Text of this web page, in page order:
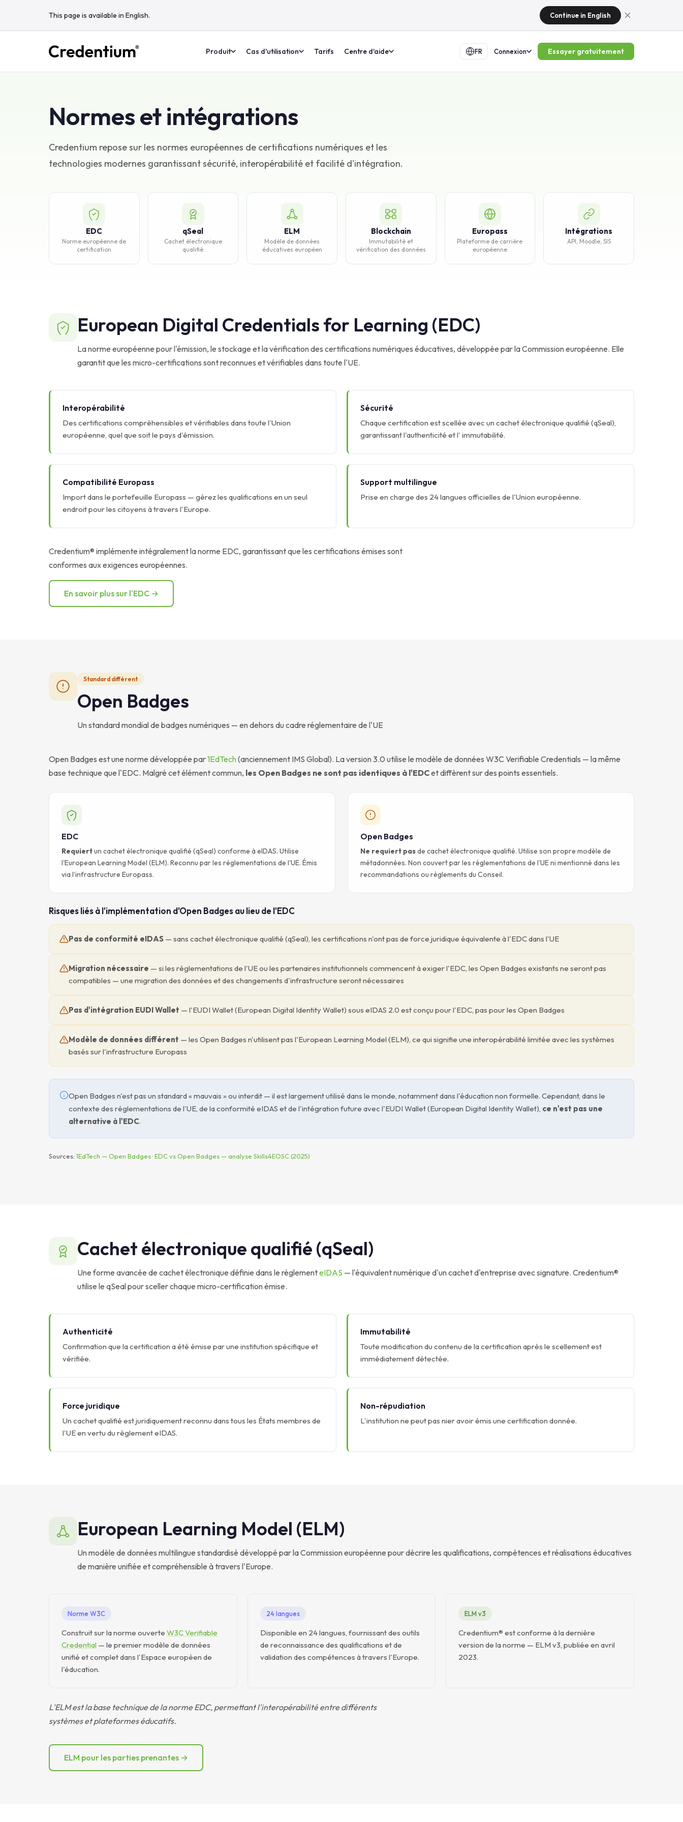
This page is available in English. Continue in English
Produit Cas d'utilisation Tarifs Centre d'aide FR Connexion Essayer gratuitement
Normes et intégrations
Credentium repose sur les normes européennes de certifications numériques et les
technologies modernes garantissant sécurité, interopérabilité et facilité d'intégration.
EDC
Norme européenne de
certification
qSeal
Cachet électronique
qualifié
ELM
Modèle de données
éducatives européen
Blockchain
Immutabilité et
vérification des données
Europass
Plateforme de carrière
européenne
Intégrations
API, Moodle, SIS
European Digital Credentials for Learning (EDC)
La norme européenne pour l'émission, le stockage et la vérification des certifications numériques éducatives, développée par la Commission européenne. Elle
garantit que les micro-certifications sont reconnues et vérifiables dans toute l'UE.
Interopérabilité
Des certifications compréhensibles et vérifiables dans toute l'Union
européenne, quel que soit le pays d'émission.
Sécurité
Chaque certification est scellée avec un cachet électronique qualifié (qSeal),
garantissant l'authenticité et l' immutabilité.
Compatibilité Europass
Import dans le portefeuille Europass — gérez les qualifications en un seul
endroit pour les citoyens à travers l'Europe.
Support multilingue
Prise en charge des 24 langues officielles de l'Union européenne.
Credentium® implémente intégralement la norme EDC, garantissant que les certifications émises sont
conformes aux exigences européennes.
En savoir plus sur l'EDC →
Standard différent
Open Badges
Un standard mondial de badges numériques — en dehors du cadre réglementaire de l'UE
Open Badges est une norme développée par1EdTech(anciennement IMS Global). La version 3.0 utilise le modèle de données W3C Verifiable Credentials — la même
base technique que l'EDC. Malgré cet élément commun, les Open Badges ne sont pas identiques à l'EDCet diffèrent sur des points essentiels.
EDC
Requiertun cachet électronique qualifié (qSeal) conforme à eIDAS. Utilise
l'European Learning Model (ELM). Reconnu par les réglementations de l'UE. Émis
via l'infrastructure Europass.
Open Badges
Ne requiert pasde cachet électronique qualifié. Utilise son propre modèle de
métadonnées. Non couvert par les réglementations de l'UE ni mentionné dans les
recommandations ou règlements du Conseil.
Risques liés à l'implémentation d'Open Badges au lieu de l'EDC
Pas de conformité eIDAS — sans cachet électronique qualifié (qSeal), les certifications n'ont pas de force juridique équivalente à l'EDC dans l'UE
Migration nécessaire — si les réglementations de l'UE ou les partenaires institutionnels commencent à exiger l'EDC, les Open Badges existants ne seront pas
compatibles — une migration des données et des changements d'infrastructure seront nécessaires
Pas d'intégration EUDI Wallet — l'EUDI Wallet (European Digital Identity Wallet) sous eIDAS 2.0 est conçu pour l'EDC, pas pour les Open Badges
Modèle de données différent — les Open Badges n'utilisent pas l'European Learning Model (ELM), ce qui signifie une interopérabilité limitée avec les systèmes
basés sur l'infrastructure Europass
Open Badges n'est pas un standard « mauvais » ou interdit — il est largement utilisé dans le monde, notamment dans l'éducation non formelle. Cependant, dans le
contexte des réglementations de l'UE, de la conformité eIDAS et de l'intégration future avec l'EUDI Wallet (European Digital Identity Wallet), ce n'est pas une
alternative à l'EDC.
Sources: 1EdTech — Open Badges·EDC vs Open Badges — analyse Skills4EOSC (2025)
Cachet électronique qualifié (qSeal)
Une forme avancée de cachet électronique définie dans le règlementeIDAS — l'équivalent numérique d'un cachet d'entreprise avec signature. Credentium®
utilise le qSeal pour sceller chaque micro-certification émise.
Authenticité
Confirmation que la certification a été émise par une institution spécifique et
vérifiée.
Immutabilité
Toute modification du contenu de la certification après le scellement est
immédiatement détectée.
Force juridique
Un cachet qualifié est juridiquement reconnu dans tous les États membres de
l'UE en vertu du règlement eIDAS.
Non-répudiation
L'institution ne peut pas nier avoir émis une certification donnée.
European Learning Model (ELM)
Un modèle de données multilingue standardisé développé par la Commission européenne pour décrire les qualifications, compétences et réalisations éducatives
de manière unifiée et compréhensible à travers l'Europe.
Norme W3C
Construit sur la norme ouverte W3C Verifiable
Credential — le premier modèle de données
unifié et complet dans l'Espace européen de
l'éducation.
24 langues
Disponible en 24 langues, fournissant des outils
de reconnaissance des qualifications et de
validation des compétences à travers l'Europe.
ELM v3
Credentium® est conforme à la dernière
version de la norme — ELM v3, publiée en avril
2023.
L'ELM est la base technique de la norme EDC, permettant l'interopérabilité entre différents
systèmes et plateformes éducatifs.
ELM pour les parties prenantes →